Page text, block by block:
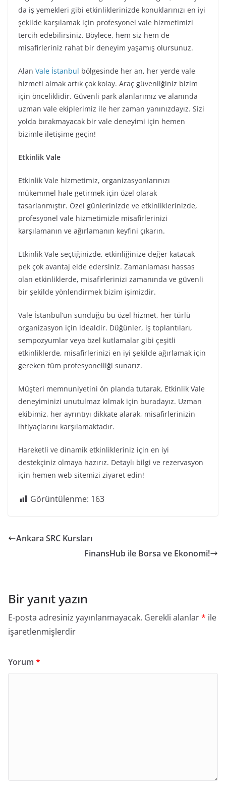
da iş yemekleri gibi etkinliklerinizde konuklarınızı en iyi
şekilde karşılamak için profesyonel vale hizmetimizi
tercih edebilirsiniz. Böylece, hem siz hem de
misafirleriniz rahat bir deneyim yaşamış olursunuz.
Alan Vale İstanbul bölgesinde her an, her yerde vale
hizmeti almak artık çok kolay. Araç güvenliğiniz bizim
için önceliklidir. Güvenli park alanlarımız ve alanında
uzman vale ekiplerimiz ile her zaman yanınızdayız. Sizi
yolda bırakmayacak bir vale deneyimi için hemen
bizimle iletişime geçin!
Etkinlik Vale
Etkinlik Vale hizmetimiz, organizasyonlarınızı
mükemmel hale getirmek için özel olarak
tasarlanmıştır. Özel günlerinizde ve etkinliklerinizde,
profesyonel vale hizmetimizle misafirlerinizi
karşılamanın ve ağırlamanın keyfini çıkarın.
Etkinlik Vale seçtiğinizde, etkinliğinize değer katacak
pek çok avantaj elde edersiniz. Zamanlaması hassas
olan etkinliklerde, misafirlerinizi zamanında ve güvenli
bir şekilde yönlendirmek bizim işimizdir.
Vale İstanbul’un sunduğu bu özel hizmet, her türlü
organizasyon için idealdir. Düğünler, iş toplantıları,
sempozyumlar veya özel kutlamalar gibi çeşitli
etkinliklerde, misafirlerinizi en iyi şekilde ağırlamak için
gereken tüm profesyonelliği sunarız.
Müşteri memnuniyetini ön planda tutarak, Etkinlik Vale
deneyiminizi unutulmaz kılmak için buradayız. Uzman
ekibimiz, her ayrıntıyı dikkate alarak, misafirlerinizin
ihtiyaçlarını karşılamaktadır.
Hareketli ve dinamik etkinlikleriniz için en iyi
destekçiniz olmaya hazırız. Detaylı bilgi ve rezervasyon
için hemen web sitemizi ziyaret edin!
Görüntülenme: 163
Ankara SRC Kursları
FinansHub ile Borsa ve Ekonomi!
Bir yanıt yazın
E-posta adresiniz yayınlanmayacak. Gerekli alanlar* ile
işaretlenmişlerdir
Yorum *